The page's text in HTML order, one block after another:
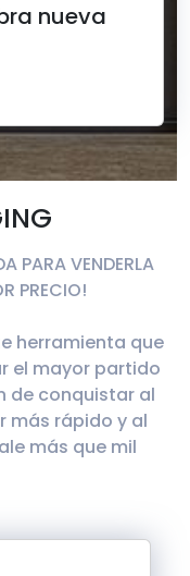
nueva
PARA VENDERLA
PRECIO!
herramienta que
el mayor partido
de conquistar al
más rápido y al
más que mil